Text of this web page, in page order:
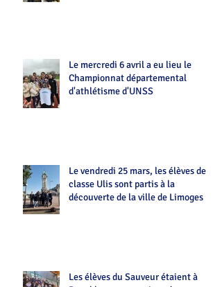
Le mercredi 6 avril a eu lieu le
Championnat départemental
d'athlétisme d'UNSS
Le vendredi 25 mars, les élèves de la
classe Ulis sont partis à la
découverte de la ville de Limoges
Les élèves du Sauveur étaient à